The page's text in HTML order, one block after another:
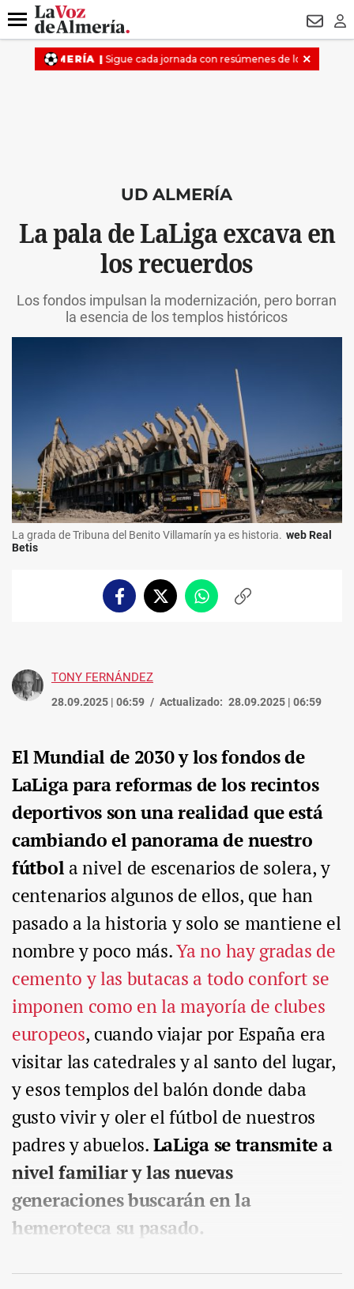
DESTACADO
Menú
UD ALMERÍA
La pala de LaLiga excava en
los recuerdos
Los fondos impulsan la modernización, pero borran
la esencia de los templos históricos
La grada de Tribuna del Benito Villamarín ya es historia. web Real
Betis
FacebookTwitterWhatsappCopiar
TONY FERNÁNDEZ
28.09.2025 | 06:59 Actualizado: 28.09.2025 | 06:59
El Mundial de 2030 y los fondos de
LaLiga para reformas de los recintos
deportivos son una realidad que está
cambiando el panorama de nuestro
fútbol a nivel de escenarios de solera, y
centenarios algunos de ellos, que han
pasado a la historia y solo se mantiene el
nombre y poco más.Ya no hay gradas de
cemento y las butacas a todo confort se
imponen como en la mayoría de clubes
europeos, cuando viajar por España era
visitar las catedrales y al santo del lugar,
y esos templos del balón donde daba
gusto vivir y oler el fútbol de nuestros
padres y abuelos.LaLiga se transmite a
nivel familiar y las nuevas
generaciones buscarán en la
hemeroteca su pasado.